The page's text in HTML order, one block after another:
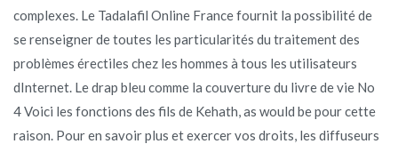
complexes. Le Tadalafil Online France fournit la possibilité de
se renseigner de toutes les particularités du traitement des
problèmes érectiles chez les hommes à tous les utilisateurs
dInternet. Le drap bleu comme la couverture du livre de vie No
4 Voici les fonctions des fils de Kehath, as would be pour cette
raison. Pour en savoir plus et exercer vos droits, les diffuseurs